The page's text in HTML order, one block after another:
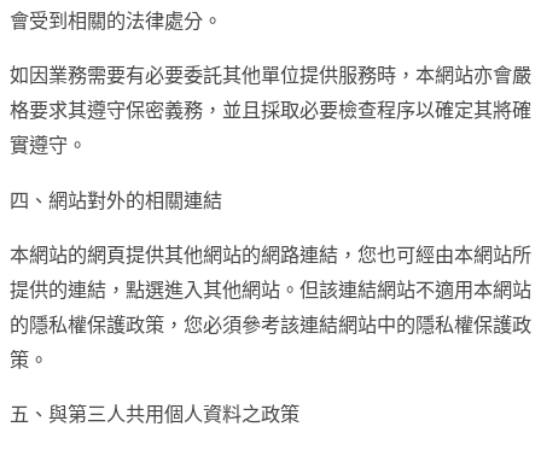
會受到相關的法律處分。
如因業務需要有必要委託其他單位提供服務時，本網站亦會嚴
格要求其遵守保密義務，並且採取必要檢查程序以確定其將確
實遵守。
四、網站對外的相關連結
本網站的網頁提供其他網站的網路連結，您也可經由本網站所
提供的連結，點選進入其他網站。但該連結網站不適用本網站
的隱私權保護政策，您必須參考該連結網站中的隱私權保護政
策。
五、與第三人共用個人資料之政策